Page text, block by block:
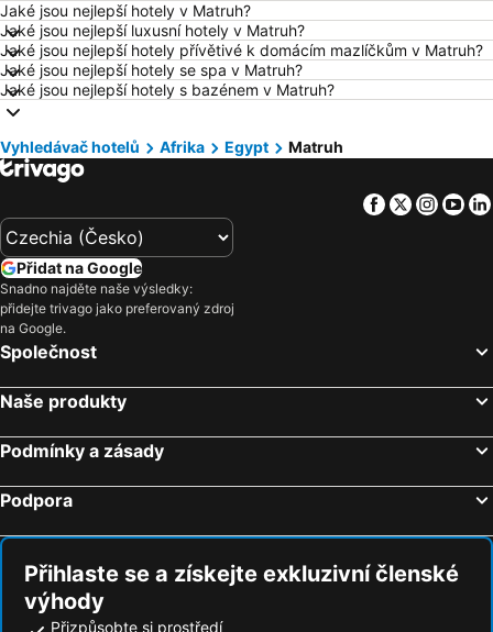
Hotely Bratislava
Hotely Třeboň
Hotely Málaga
Hotely Amsterdam
Hotely Ostrava
Hotely Lignano Sabbiadoro
Hotely Šumava
Hotely Wolfgangsee
Hotely Kréta
Hotely Slovinsko
Hotely Korfu
Hotely Krkonoše
Hotely Jihočeský kraj
Hotely Rhodos
Hotely Kypr
Jaké jsou nejlepší hotely v Matruh?
Jaké jsou nejlepší luxusní hotely v Matruh?
Jaké jsou nejlepší hotely přívětivé k domácím mazlíčkům v Matruh?
Jaké jsou nejlepší hotely se spa v Matruh?
Jaké jsou nejlepší hotely s bazénem v Matruh?
Vyhledávač hotelů Afrika Egypt Matruh
Facebook
Twitter
Přidat na Google
Snadno najděte naše výsledky:
přidejte trivago jako preferovaný zdroj
na Google.
Společnost
Naše produkty
Podmínky a zásady
Podpora
Přihlaste se a získejte exkluzivní členské
výhody
Přizpůsobte si prostředí